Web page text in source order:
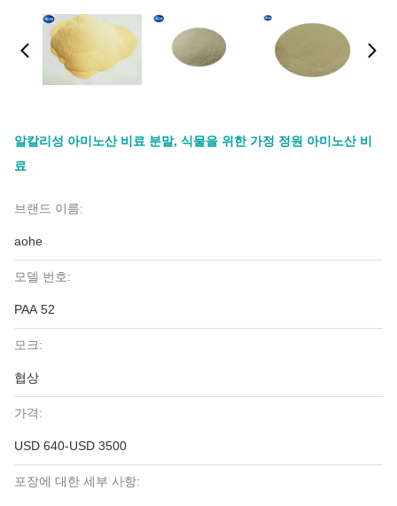
알칼리성 아미노산 비료 분말, 식물을 위한 가정 정원 아미노산 비
료
브랜드 이름:
aohe
모델 번호:
PAA 52
모크:
협상
가격:
USD 640-USD 3500
포장에 대한 세부 사항: